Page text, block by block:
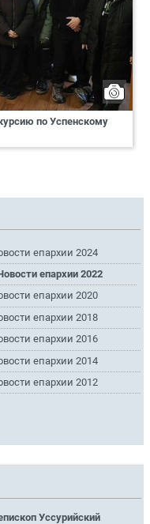
по Успенскому
епархии 2024
епархии 2022
епархии 2020
епархии 2018
епархии 2016
епархии 2014
епархии 2012
Уссурийский